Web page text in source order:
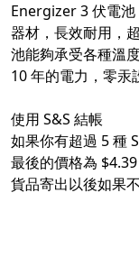
Energizer 3 伏電
器材，長效耐用，
池能夠承受各種溫
10 年的電力，零汞
使用 S&S 結帳
如果你有超過 5 種
最後的價格為 $4.39
貨品寄出以後如果